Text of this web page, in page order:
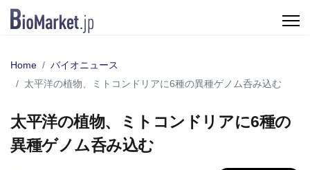
Home
バイオニュース
太平洋の植物、ミトコンドリアに6種の異種ゲノム呑み込む
太平洋の植物、ミトコンドリアに6種の
異種ゲノム呑み込む